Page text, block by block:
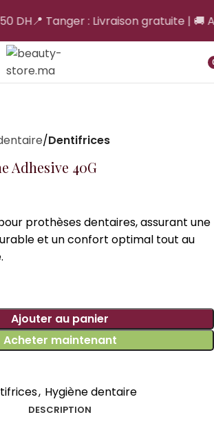
Dentifrices
Adhesive 40G
prothèses dentaires, assurant une
et un confort optimal tout au
Ajouter au panier
Acheter maintenant
, Hygiène dentaire
DESCRIPTION
DH📍 Tanger : Livraison gratuite | 🚚